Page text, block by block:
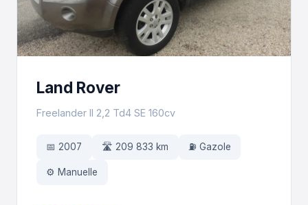
Land Rover
Freelander II 2,2 Td4 SE 160cv
📅 2007 🛣️ 209 833 km ⛽ Gazole
⚙️ Manuelle